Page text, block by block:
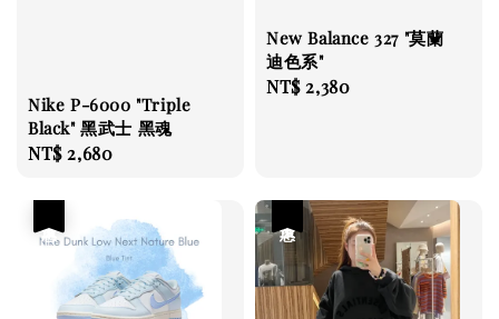
Nike P-6000 "Triple
Black" 黑武士 黑魂
Regular
NT$ 2,680
New Balance 327 "莫蘭
迪色系"
Regular
NT$ 2,380